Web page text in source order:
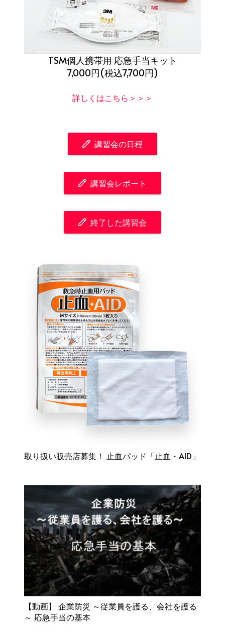
TSM個人携帯用 応急手当キット
7,000円(税込7,700円)
詳しくはこちら＞＞＞
講習会の日程
講習会レポート
終了した講習会
取り扱い販売店募集！ 止血パッド「止血・AID」
【動画】 企業防災 ～従業員を護る、会社を護る
～ 応急手当の基本